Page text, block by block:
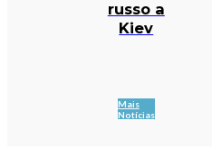
russo a
Kiev
Mais
Notícias